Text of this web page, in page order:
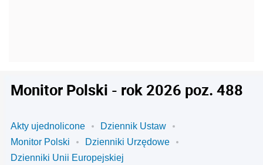
Monitor Polski - rok 2026 poz. 488
Akty ujednolicone
Dziennik Ustaw
Monitor Polski
Dzienniki Urzędowe
Dzienniki Unii Europejskiej